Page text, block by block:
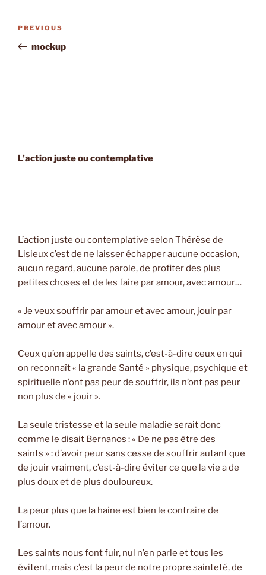
Post
Previous
Post
PREVIOUS
mockup
L’action juste ou contemplative
L’action juste ou contemplative selon Thérèse de
Lisieux c’est de ne laisser échapper aucune occasion,
aucun regard, aucune parole, de profiter des plus
petites choses et de les faire par amour, avec amour…
« Je veux souffrir par amour et avec amour, jouir par
amour et avec amour ».
Ceux qu’on appelle des saints, c’est-à-dire ceux en qui
on reconnaît « la grande Santé » physique, psychique et
spirituelle n’ont pas peur de souffrir, ils n’ont pas peur
non plus de « jouir ».
La seule tristesse et la seule maladie serait donc
comme le disait Bernanos : « De ne pas être des
saints » : d’avoir peur sans cesse de souffrir autant que
de jouir vraiment, c’est-à-dire éviter ce que la vie a de
plus doux et de plus douloureux.
La peur plus que la haine est bien le contraire de
l’amour.
Les saints nous font fuir, nul n’en parle et tous les
évitent, mais c’est la peur de notre propre sainteté, de